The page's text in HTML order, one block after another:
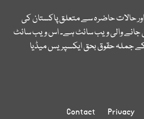
حالات حاضرہ سے متعلق پاکستان کی
والی ویب سائٹ ہے۔ اس ویب سائٹ
کے جملہ حقوق بحق ایکسپریس میڈیا
Privacy
Contact